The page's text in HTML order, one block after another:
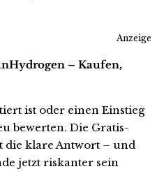
Anzeige
– Kaufen,
ist oder einen Einstieg
bewerten. Die Gratis-
die klare Antwort – und
jetzt riskanter sein